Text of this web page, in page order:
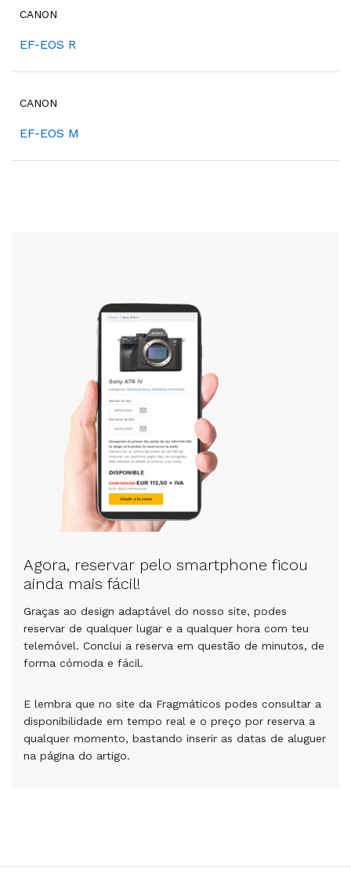
CANON
EF-EOS R
CANON
EF-EOS M
Agora, reservar pelo smartphone ficou
ainda mais fácil!
Graças ao design adaptável do nosso site, podes
reservar de qualquer lugar e a qualquer hora com teu
telemóvel. Conclui a reserva em questão de minutos, de
forma cómoda e fácil.
E lembra que no site da Fragmáticos podes consultar a
disponibilidade em tempo real e o preço por reserva a
qualquer momento, bastando inserir as datas de aluguer
na página do artigo.